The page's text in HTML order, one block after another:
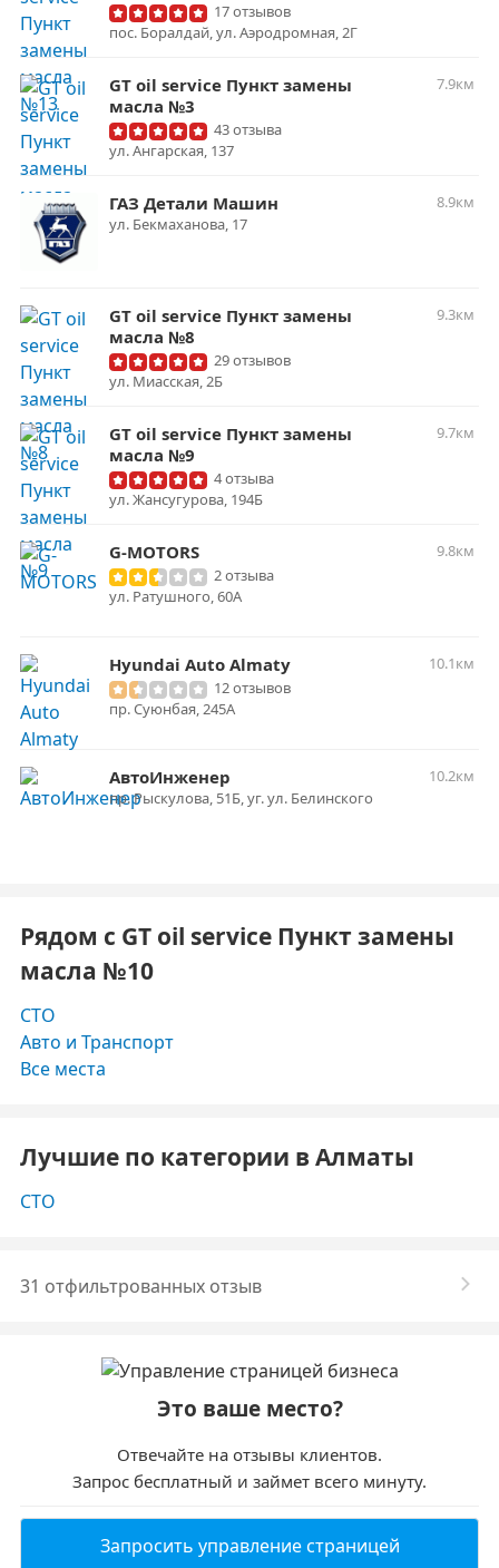
17 отзывов
пос. Боралдай, ул. Аэродромная, 2Г
GT oil service Пункт замены
масла №3
7.9км
43 отзыва
ул. ​Ангарская, 137
ГАЗ Детали Машин
8.9км
ул. Бекмаханова, 17
GT oil service Пункт замены
масла №8
9.3км
29 отзывов
ул. ​Миасская, 2Б
GT oil service Пункт замены
масла №9
9.7км
4 отзыва
ул. ​Жансугурова, 194Б
G-MOTORS
9.8км
2 отзыва
ул. Ратушного, 60А
Hyundai Auto Almaty
10.1км
12 отзывов
пр. Суюнбая, 245А
АвтоИнженер
10.2км
пр. Рыскулова, 51Б, уг. ул. Белинского
Рядом с GT oil service Пункт замены
масла №10
СТО
Авто и Транспорт
Все места
Лучшие по категории в Алматы
СТО
31 отфильтрованных отзыв
Это ваше место?
Отвечайте на отзывы клиентов.
Запрос бесплатный и займет всего минуту.
Запросить управление страницей